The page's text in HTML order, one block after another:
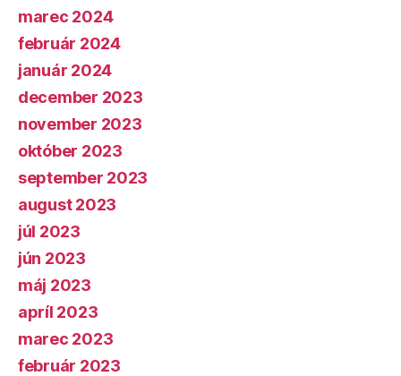
marec 2024
február 2024
január 2024
december 2023
november 2023
október 2023
september 2023
august 2023
júl 2023
jún 2023
máj 2023
apríl 2023
marec 2023
február 2023